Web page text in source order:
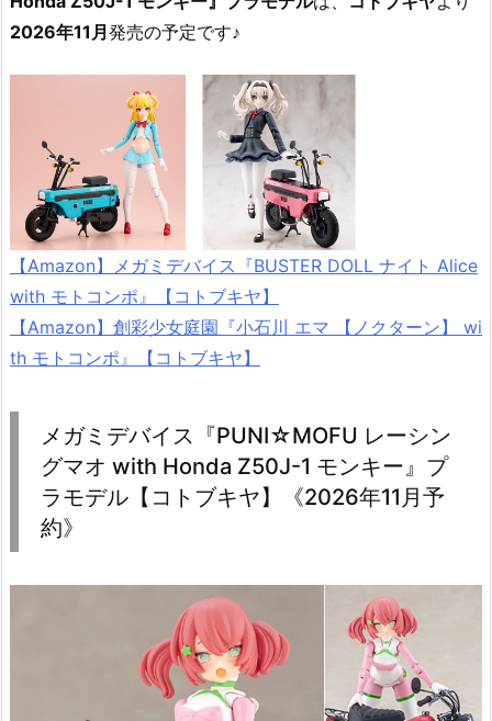
2026年11月発売の予定です♪
【Amazon】メガミデバイス『BUSTER DOLL ナイト Alice
with モトコンポ』【コトブキヤ】
【Amazon】創彩少女庭園『小石川 エマ 【ノクターン】 wi
th モトコンポ』【コトブキヤ】
メガミデバイス『PUNI☆MOFU レーシン
グマオ with Honda Z50J-1 モンキー』プ
ラモデル【コトブキヤ】《2026年11月予
約》